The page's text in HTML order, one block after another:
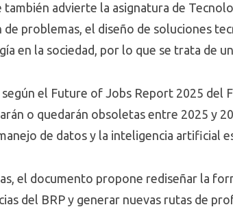
también advierte la asignatura de
de problemas, el diseño de soluciones
en la sociedad, por lo que se trata de
según el Future of Jobs Report 2025 del
o quedarán obsoletas entre 2025 y
de datos y la inteligencia artificial
el documento propone rediseñar la
del BRP y generar nuevas rutas de